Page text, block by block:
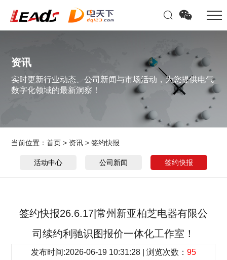
资讯
实时更新行业动态、公司新闻与市场活动，为您提供电气
数字化领域的最新洞察！
当前位置：首页 > 资讯 >签约快报
活动中心 公司新闻 签约快报
签约快报26.6.17|常州新亚柏芝电器有限公
司续约利驰识图报价一体化工作室！
发布时间:2026-06-19 10:31:28 | 浏览次数： 95